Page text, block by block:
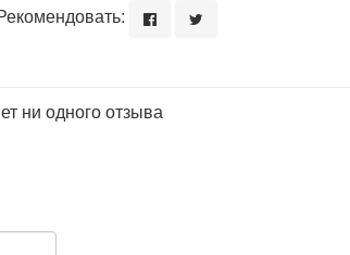
ни одного отзыва